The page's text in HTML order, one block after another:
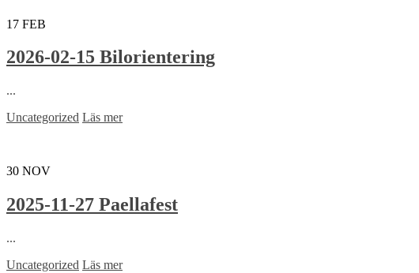
17 FEB
2026-02-15 Bilorientering
...
Uncategorized Läs mer
30 NOV
2025-11-27 Paellafest
...
Uncategorized Läs mer